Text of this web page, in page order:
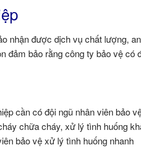
nhận được dịch vụ chất lượng, an
đảm bảo rằng công ty bảo vệ có
cần có đội ngũ nhân viên bảo
chữa cháy, xử lý tình huống
bảo vệ xử lý tình huống nhanh